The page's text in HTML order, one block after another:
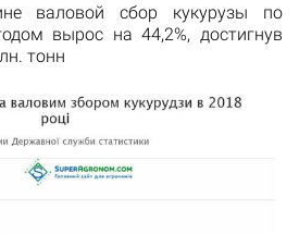
валовой сбор кукурузы по
вырос на 44,2%, достигнув
тонн